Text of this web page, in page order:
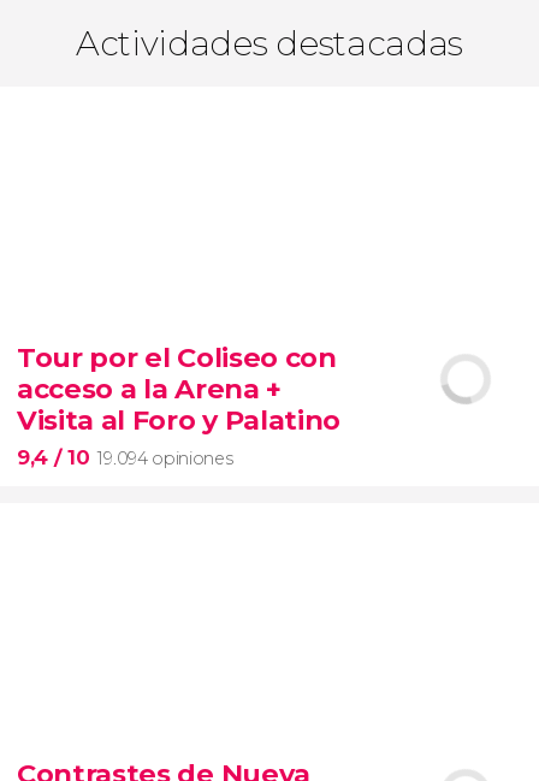
Actividades destacadas
Tour por el Coliseo con
acceso a la Arena +
Visita al Foro y Palatino
9,4 / 10 19.094 opiniones
Arena de gladiadores
visita del
Contrastes de Nueva